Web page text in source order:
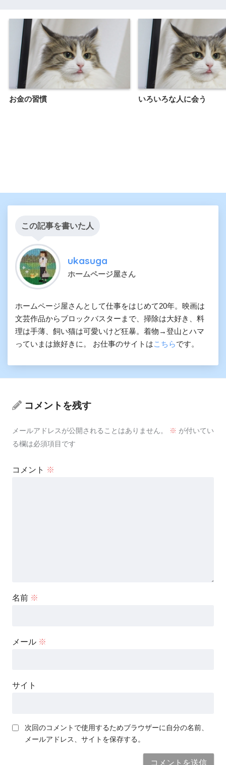
お金の習慣 いろいろな人に会う
この記事を書いた人
ukasuga
ホームページ屋さん
ホームページ屋さんとして仕事をはじめて20年。映画は
文芸作品からブロックバスターまで、掃除は大好き、料
理は手薄、飼い猫は可愛いけど狂暴。着物→登山とハマ
っていまは旅好きに。 お仕事のサイトはこちらです。
コメントを残す
メールアドレスが公開されることはありません。 ※ が付いてい
る欄は必須項目です
コメント ※
名前 ※
メール ※
サイト
次回のコメントで使用するためブラウザーに自分の名前、
メールアドレス、サイトを保存する。